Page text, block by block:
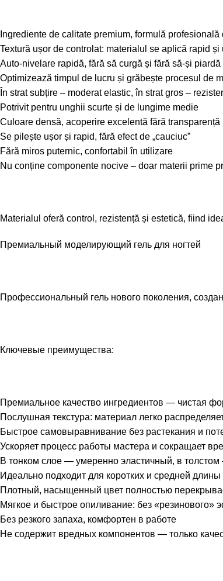
Ingrediente de calitate premium, formulă
Textură ușor de controlat: materialul se aplică rapid și
Auto-nivelare rapidă, fără să curgă și fără să-și piardă
Optimizează timpul de lucru și grăbește procesul de
În strat subțire – moderat elastic, în strat gros –
Potrivit pentru unghii scurte și de lungime medie
Culoare densă, acoperire excelentă fără
Se pilește ușor și rapid, fără efect de „cauciuc”
Fără miros puternic, confortabil în utilizare
Nu conține componente nocive – doar materii prime
Materialul oferă control, rezistență și estetică, fiind
Премиальный моделирующий гель для ногтей
Профессиональный гель нового поколения,
Ключевые преимущества:
Премиальное качество ингредиентов — чистая
Послушная текстура: материал легко
Быстрое самовыравнивание без растекания и
Ускоряет процесс работы мастера и сокращает
В тонком слое — умеренно эластичный, в
Идеально подходит для коротких и средней длины
Плотный, насыщенный цвет полностью
Мягкое и быстрое опиливание: без «резинового»
Без резкого запаха, комфортен в работе
Не содержит вредных компонентов — только